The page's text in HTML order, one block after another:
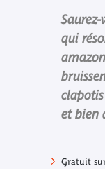
qui
et bien
Gratuit